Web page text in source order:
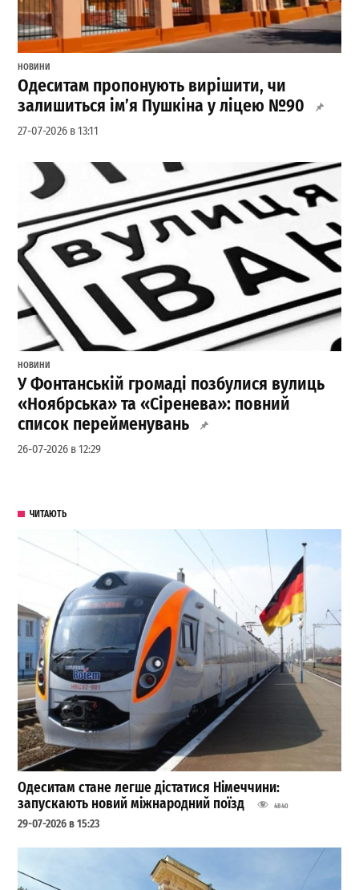
НОВИНИ
Одеситам пропонують вирішити, чи
залишиться ім’я Пушкіна у ліцею №90
27-07-2026 в 13:11
НОВИНИ
У Фонтанській громаді позбулися вулиць
«Ноябрська» та «Сіренева»: повний
список перейменувань
26-07-2026 в 12:29
ЧИТАЮТЬ
Одеситам стане легше дістатися Німеччини:
запускають новий міжнародний поїзд
4840
29-07-2026 в 15:23